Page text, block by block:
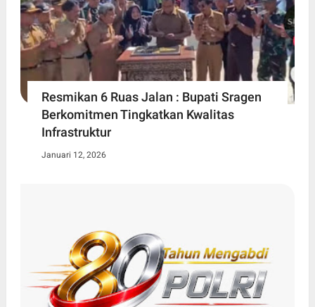
Resmikan 6 Ruas Jalan : Bupati Sragen
Berkomitmen Tingkatkan Kwalitas
Infrastruktur
Januari 12, 2026